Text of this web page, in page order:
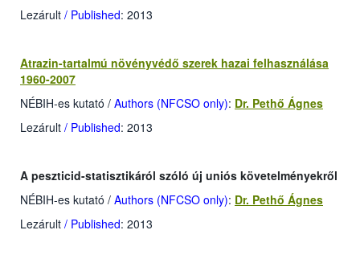
Lezárult / Published: 2013
Atrazin-tartalmú növényvédő szerek hazai felhasználása
1960-2007
NÉBIH-es kutató / Authors (NFCSO only): Dr. Pethő Ágnes
Lezárult / Published: 2013
A peszticid-statisztikáról szóló új uniós követelményekről
NÉBIH-es kutató / Authors (NFCSO only): Dr. Pethő Ágnes
Lezárult / Published: 2013